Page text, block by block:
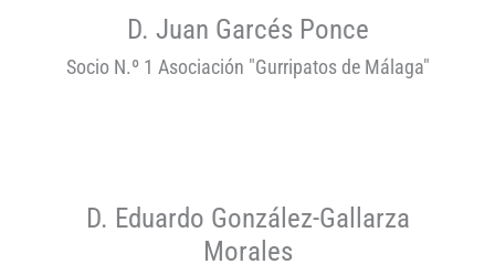
D. Juan Garcés Ponce
Socio N.º 1 Asociación "Gurripatos de Málaga"
D. Eduardo González-Gallarza
Morales